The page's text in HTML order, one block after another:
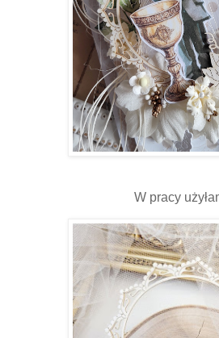
W pracy